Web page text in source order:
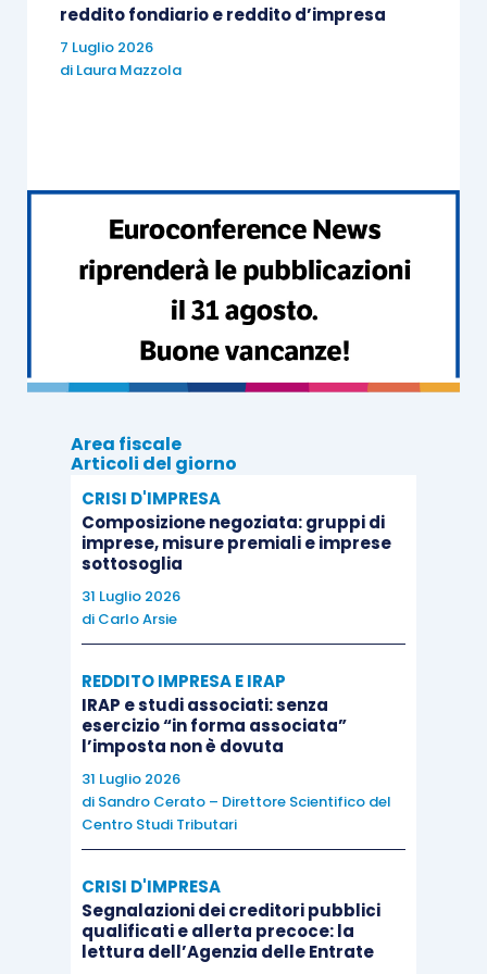
Lapartecipazione consultiva
informativi, verbalizzazione dei pareri e
risposta motivatadel datore di lavoro. Si tratta di
un modello che, pur non essendo vincolante sul
piano deliberativo, istituzionalizza il
Ai rappresentanti dei lavoratori coinvolti negli
organi societarie nelle
unaformazione minima di 10 ore annue
finanziabile con il
fondi interprofessionali o enti bilaterali.
società cooperative, in quanto compatibili.
Questo impianto multidimensionale riflette una
visione evolutiva
nell’impresa, non più meri destinatari di scelte
altrui, ma soggetti attivi e corresponsabili della
crescita aziendale. La partecipazione, nei suoi
diversi livelli, diventa così unostrumento
strategicoper migliorare la qualità delle relazioni
reddito fondiario e reddito d’impresa
7 Luglio 2026
di Laura Mazzola
Area fiscale
Articoli del giorno
CRISI D'IMPRESA
Composizione negoziata: gruppi di
imprese, misure premiali e imprese
sottosoglia
31 Luglio 2026
di Carlo Arsie
REDDITO IMPRESA E IRAP
IRAP e studi associati: senza
esercizio “in forma associata”
l’imposta non è dovuta
31 Luglio 2026
di Sandro Cerato – Direttore Scientifico del
Centro Studi Tributari
CRISI D'IMPRESA
Segnalazioni dei creditori pubblici
qualificati e allerta precoce: la
lettura dell’Agenzia delle Entrate